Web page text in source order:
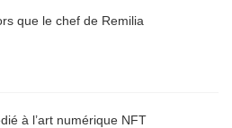
que le chef de Remilia
à l’art numérique NFT